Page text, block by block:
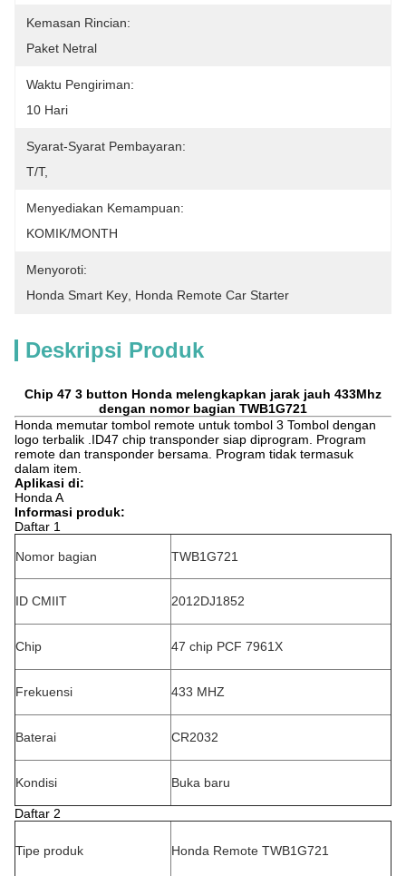
Kemasan Rincian:
Paket Netral
Waktu Pengiriman:
10 Hari
Syarat-Syarat Pembayaran:
T/T,
Menyediakan Kemampuan:
KOMIK/MONTH
Menyoroti:
Honda Smart Key Honda Remote Car Starter
Deskripsi Produk
Chip 47 3 button Honda melengkapkan jarak jauh 433Mhz
dengan nomor bagian TWB1G721
Honda memutar tombol remote untuk tombol 3 Tombol dengan
logo terbalik .ID47 chip transponder siap diprogram. Program
remote dan transponder bersama. Program tidak termasuk
dalam item.
Aplikasi di:
Honda A
Informasi produk:
Daftar 1
Nomor bagian TWB1G721
ID CMIIT 2012DJ1852
Chip 47 chip PCF 7961X
Frekuensi 433 MHZ
Baterai CR2032
Kondisi Buka baru
Daftar 2
Tipe produk Honda Remote TWB1G721